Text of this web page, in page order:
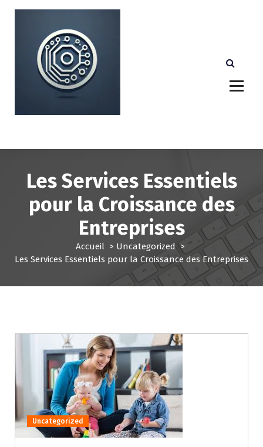
e
Les Services Essentiels
pour la Croissance des
Entreprises
Accueil > Uncategorized>
Les Services Essentiels pour la Croissance des Entreprises
Uncategorized